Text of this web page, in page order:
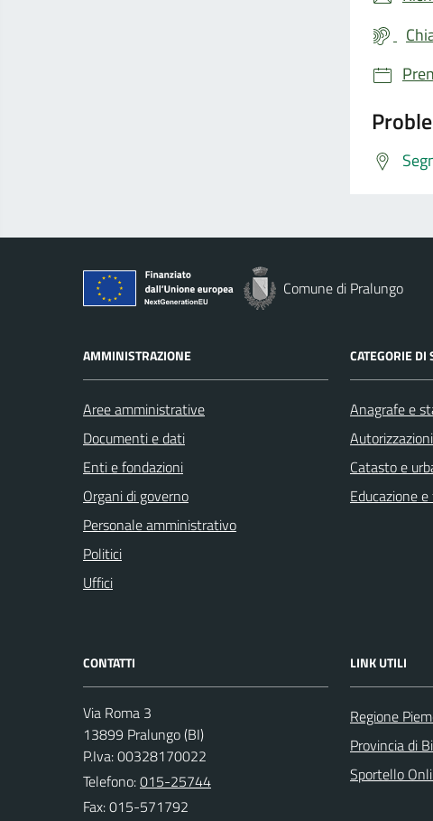
Comune di Pralungo
AMMINISTRAZIONE
Aree amministrative
Documenti e dati
Enti e fondazioni
Organi di governo
Personale amministrativo
Politici
Uffici
CATEGORIE DI
Anagrafe e
Autorizzazioni
Catasto e
Educazione
CONTATTI
Via Roma 3
13899 Pralungo (BI)
P.Iva: 00328170022
Telefono:015-25744
Fax: 015-571792
LINK UTILI
Regione
Provincia di
Sportello